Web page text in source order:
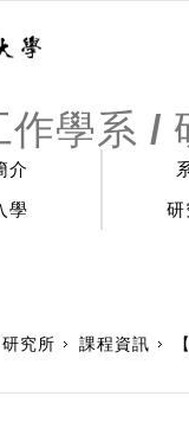
作學系 /
介
學
研
究所 課程資訊